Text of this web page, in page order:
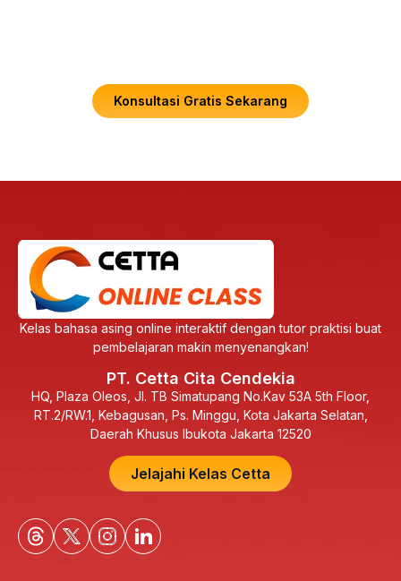
Konsultasi Gratis Sekarang
Kelas bahasa asing online interaktif dengan tutor praktisi buat
pembelajaran makin menyenangkan!
PT. Cetta Cita Cendekia
HQ, Plaza Oleos, Jl. TB Simatupang No.Kav 53A 5th Floor,
RT.2/RW.1, Kebagusan, Ps. Minggu, Kota Jakarta Selatan,
Daerah Khusus Ibukota Jakarta 12520
Jelajahi Kelas Cetta